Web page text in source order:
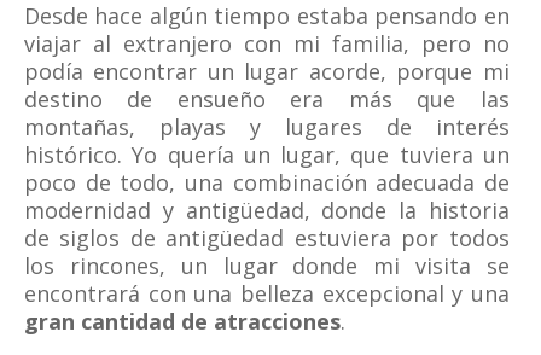
Desde hace algún tiempo estaba pensando en
viajar al extranjero con mi familia, pero no
podía encontrar un lugar acorde, porque mi
destino de ensueño era más que las
montañas, playas y lugares de interés
histórico. Yo quería un lugar, que tuviera un
poco de todo, una combinación adecuada de
modernidad y antigüedad, donde la historia
de siglos de antigüedad estuviera por todos
los rincones, un lugar donde mi visita se
encontrará con una belleza excepcional y una
gran cantidad de atracciones.